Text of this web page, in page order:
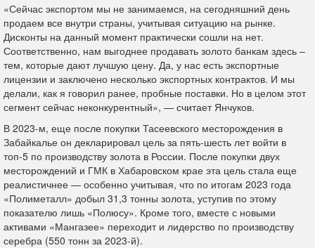
«Сейчас экспортом мы не занимаемся, на сегодняшний день
продаем все внутри страны, учитывая ситуацию на рынке.
Дисконты на данный момент практически сошли на нет.
Соответственно, нам выгоднее продавать золото банкам здесь –
тем, которые дают лучшую цену. Да, у нас есть экспортные
лицензии и заключено несколько экспортных контрактов. И мы
делали, как я говорил ранее, пробные поставки. Но в целом этот
сегмент сейчас неконкурентный», — считает Янчуков.
В 2023-м, еще после покупки Тасеевского месторождения в
Забайкалье он декларировал цель за пять-шесть лет войти в
топ-5 по производству золота в России. После покупки двух
месторождений и ГМК в Хабаровском крае эта цель стала еще
реалистичнее — особенно учитывая, что по итогам 2023 года
«Полиметалл» добыл 31,3 тонны золота, уступив по этому
показателю лишь «Полюсу». Кроме того, вместе с новыми
активами «Мангазее» переходит и лидерство по производству
серебра (550 тонн за 2023-й).